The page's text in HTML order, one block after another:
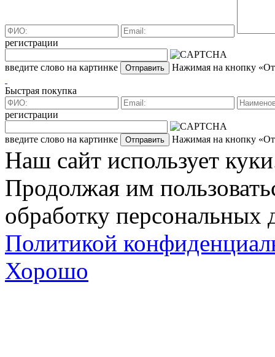
регистрации
введите слово на картинке Нажимая на кнопку
Быстрая покупка
регистрации
введите слово на картинке Нажимая на кнопку
Наш сайт использует
Продолжая им
обработку персональных
Политикой
Хорошо